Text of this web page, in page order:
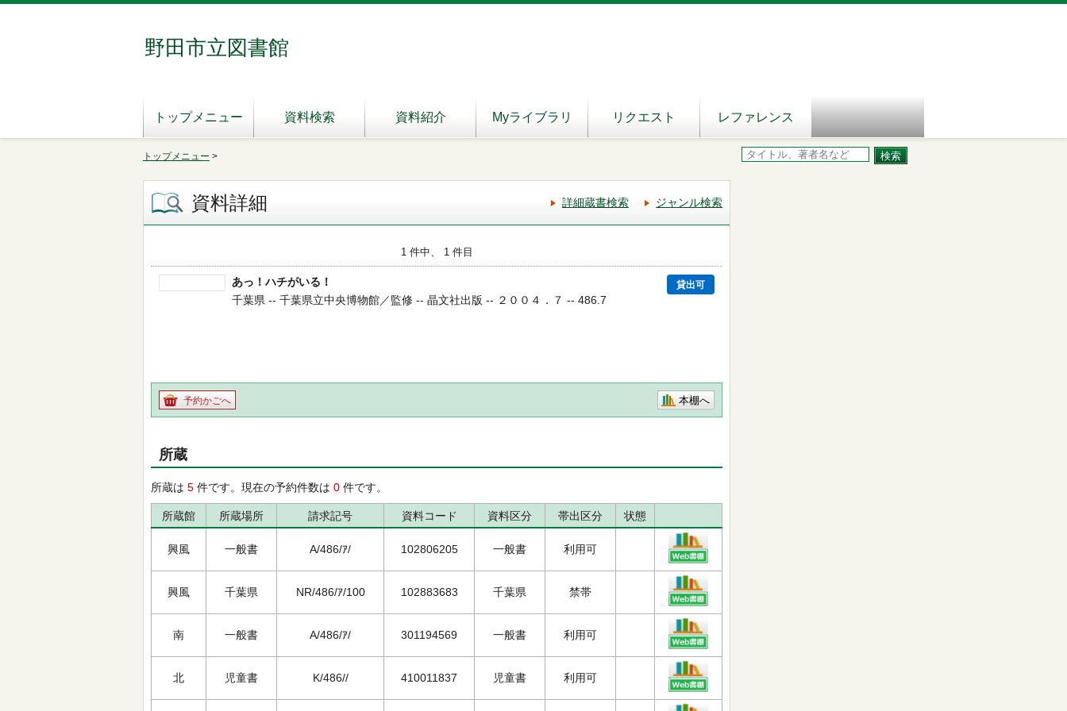
野田市立図書館
トップメニュー 資料検索 資料紹介 Myライブラリ リクエスト レファレンス
トップメニュー >
資料詳細 詳細蔵書検索 ジャンル検索
1 件中、 1 件目
あっ！ハチがいる！ 貸出可
千葉県 -- 千葉県立中央博物館／監修 -- 晶文社出版 -- ２００４．７ -- 486.7
予約かごへ 本棚へ
所蔵
所蔵は 5 件です。現在の予約件数は 0 件です。
所蔵館 所蔵場所 請求記号 資料コード 資料区分 帯出区分 状態
興風 一般書 A/486/ｱ/ 102806205 一般書 利用可
興風 千葉県 NR/486/ｱ/100 102883683 千葉県 禁帯
南 一般書 A/486/ｱ/ 301194569 一般書 利用可
北 児童書 K/486// 410011837 児童書 利用可